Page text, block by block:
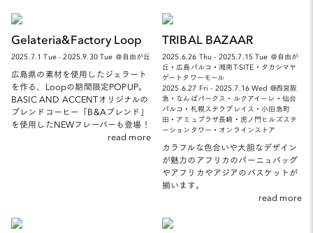
Gelateria&Factory Loop
2025.7.1 Tue - 2025.9.30 Tue ＠自由が丘
広島県の素材を使用したジェラート
を作る、Loopの期間限定POPUP。
BASIC AND ACCENTオリジナルの
ブレンドコーヒー「B&Aブレンド」
を使用したNEWフレーバーも登場！
read more
TRIBAL BAZAAR
2025.6.26 Thu - 2025.7.15 Tue ＠自由が
丘・広島パルコ・湘南T-SITE・タカシマヤ
ゲートタワーモール
2025.6.27 Fri - 2025.7.16 Wed @西宮阪
急・なんばパークス・ルクアイーレ・仙台
パルコ・札幌ステラプレイス・小田急町
田・アミュプラザ長崎・虎ノ門ヒルズステ
ーションタワー・オンラインストア
カラフルな色合いや大胆なデザイン
が魅力のアフリカのパーニュバッグ
やアフリカやアジアのバスケットが
揃います。
read more